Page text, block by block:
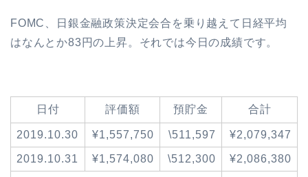
FOMC、日銀金融政策決定会合を乗り越えて日経平均
はなんとか83円の上昇。それでは今日の成績です。
日付 評価額 預貯金 合計
2019.10.30 ¥1,557,750 \511,597 ¥2,079,347
2019.10.31 ¥1,574,080 \512,300 ¥2,086,380